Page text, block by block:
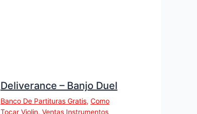
Deliverance – Banjo Duel
Banco De Partituras Gratis, Como
Tocar Violin, Ventas Instrumentos